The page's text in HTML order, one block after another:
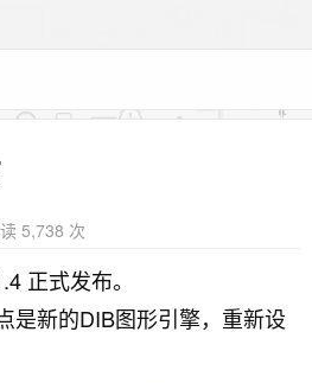
5,738 次
正式发布。
是新的DIB图形引擎，重新设